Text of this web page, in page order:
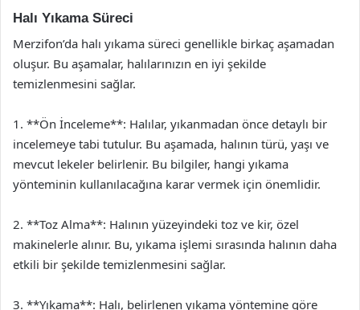
Halı Yıkama Süreci
Merzifon’da halı yıkama süreci genellikle birkaç aşamadan
oluşur. Bu aşamalar, halılarınızın en iyi şekilde
temizlenmesini sağlar.
1. **Ön İnceleme**: Halılar, yıkanmadan önce detaylı bir
incelemeye tabi tutulur. Bu aşamada, halının türü, yaşı ve
mevcut lekeler belirlenir. Bu bilgiler, hangi yıkama
yönteminin kullanılacağına karar vermek için önemlidir.
2. **Toz Alma**: Halının yüzeyindeki toz ve kir, özel
makinelerle alınır. Bu, yıkama işlemi sırasında halının daha
etkili bir şekilde temizlenmesini sağlar.
3. **Yıkama**: Halı, belirlenen yıkama yöntemine göre